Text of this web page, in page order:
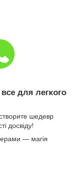
для легкого
шедевр
досвіду!
— магія